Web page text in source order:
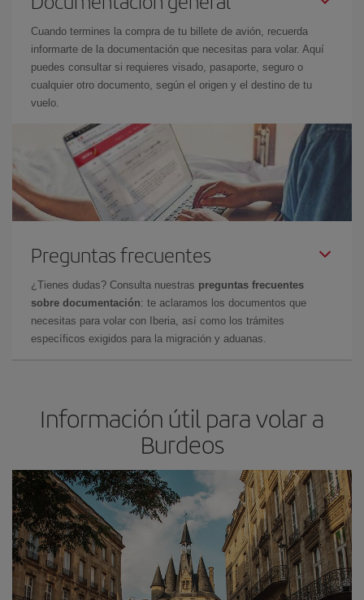
Cuando termines la compra de tu billete de avión, recuerda
informarte de la documentación que necesitas para volar. Aquí
puedes consultar si requieres visado, pasaporte, seguro o
cualquier otro documento, según el origen y el destino de tu
vuelo.
Preguntas frecuentes
¿Tienes dudas? Consulta nuestras preguntas frecuentes
sobre documentación: te aclaramos los documentos que
necesitas para volar con Iberia, así como los trámites
específicos exigidos para la migración y aduanas.
Información útil para volar a
Burdeos